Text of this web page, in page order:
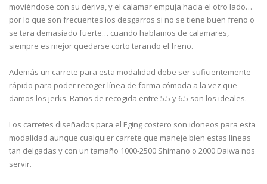
moviéndose con su deriva, y el calamar empuja hacia el otro lado…
por lo que son frecuentes los desgarros si no se tiene buen freno o
se tara demasiado fuerte… cuando hablamos de calamares,
siempre es mejor quedarse corto tarando el freno.
Además un carrete para esta modalidad debe ser suficientemente
rápido para poder recoger línea de forma cómoda a la vez que
damos los jerks. Ratios de recogida entre 5.5 y 6.5 son los ideales.
Los carretes diseñados para el Eging costero son idoneos para esta
modalidad aunque cualquier carrete que maneje bien estas líneas
tan delgadas y con un tamaño 1000-2500 Shimano o 2000 Daiwa nos
servir.